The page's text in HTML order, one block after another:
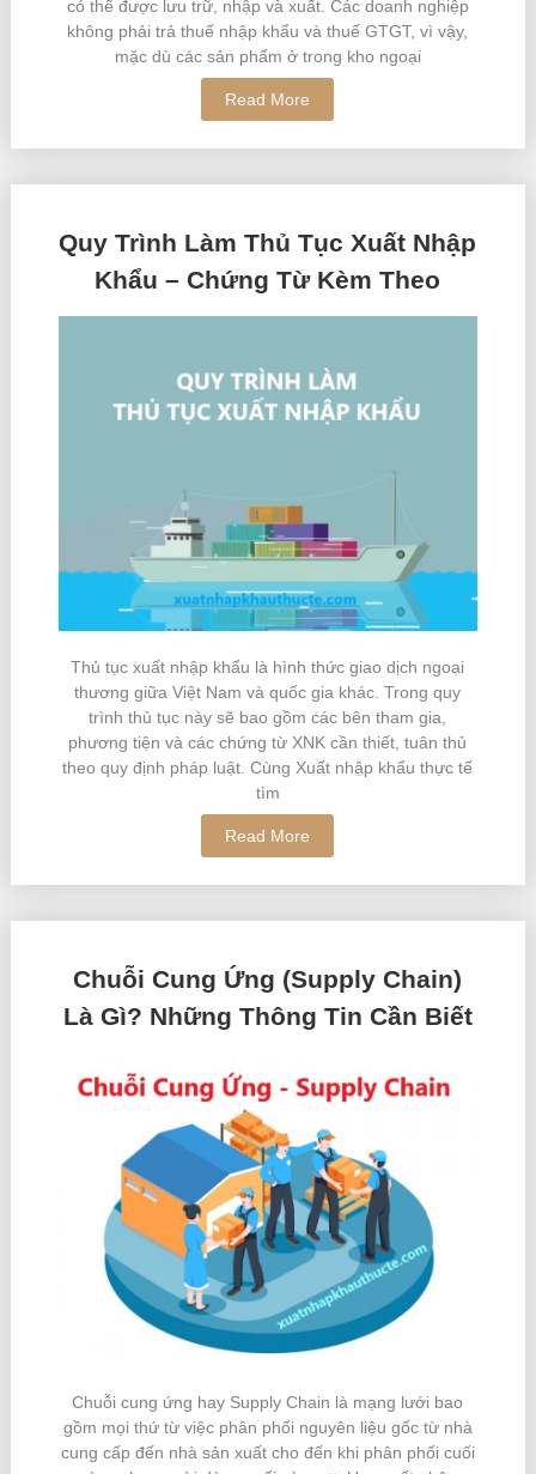
có thể được lưu trữ, nhập và xuất. Các doanh nghiệp
không phải trả thuế nhập khẩu và thuế GTGT, vì vậy,
mặc dù các sản phẩm ở trong kho ngoại
Read More
Quy Trình Làm Thủ Tục Xuất Nhập
Khẩu – Chứng Từ Kèm Theo
Thủ tục xuất nhập khẩu là hình thức giao dịch ngoại
thương giữa Việt Nam và quốc gia khác. Trong quy
trình thủ tục này sẽ bao gồm các bên tham gia,
phương tiện và các chứng từ XNK cần thiết, tuân thủ
theo quy định pháp luật. Cùng Xuất nhập khẩu thực tế
tìm
Read More
Chuỗi Cung Ứng (Supply Chain)
Là Gì? Những Thông Tin Cần Biết
Chuỗi cung ứng hay Supply Chain là mạng lưới bao
gồm mọi thứ từ việc phân phối nguyên liệu gốc từ nhà
cung cấp đến nhà sản xuất cho đến khi phân phối cuối